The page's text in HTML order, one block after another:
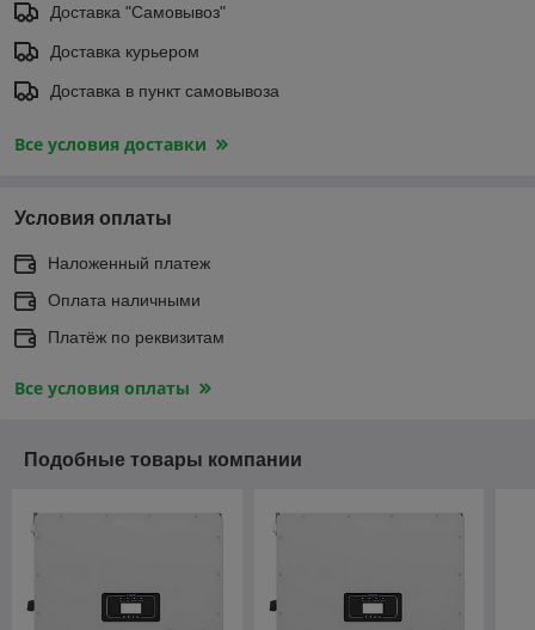
Доставка "Самовывоз"
Доставка курьером
Доставка в пункт самовывоза
Все условия доставки
Условия оплаты
Наложенный платеж
Оплата наличными
Платёж по реквизитам
Все условия оплаты
Подобные товары компании